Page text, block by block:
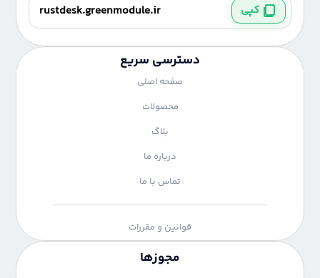
کپی
دسترسی سریع
صفحه اصلی
محصولات
بلاگ
درباره ما
تماس با ما
قوانین و مقررات
مجوزها